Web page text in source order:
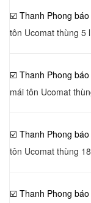
☑️ Thanh Phong
tôn Ucomat thùng 5
☑️ Thanh Phong
mái tôn Ucomat
☑️ Thanh Phong
tôn Ucomat thùng
☑️ Thanh Phong